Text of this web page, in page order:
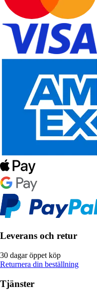
Leverans och retur
30 dagar öppet köp
Returnera din beställning
Tjänster